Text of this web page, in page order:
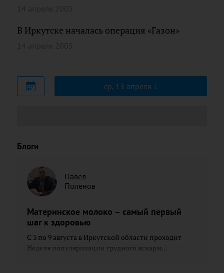
В Иркутске началась операция «Газон»
ср, 13 апреля
Блоги
Павел
Поленов
Материнское молоко – самый первый
шаг к здоровью
С 3 по 9 августа в Иркутской области проходит
Неделя популяризации грудного вскарм...